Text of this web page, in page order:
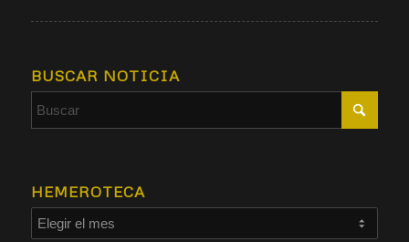
BUSCAR NOTICIA
HEMEROTECA